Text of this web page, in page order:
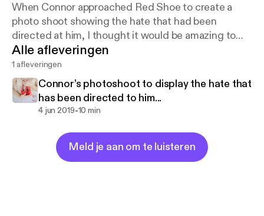
When Connor approached Red Shoe to create a
photo shoot showing the hate that had been
directed at him, I thought it would be amazing to
share part of our shoot and conversation in the hope
it will insure other conversations ❤️
Alle afleveringen
1 afleveringen
Connor’s photoshoot to display the hate that
has been directed to him...
4 jun 2019-10 min
Meld je aan om te luisteren